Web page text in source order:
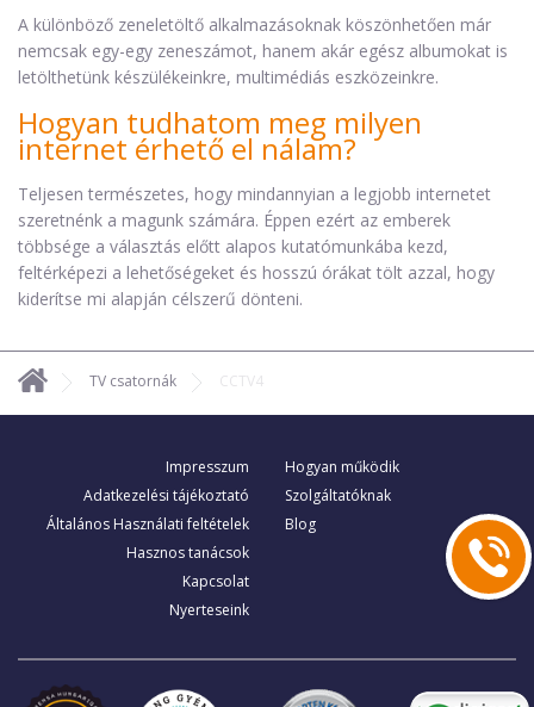
A különböző zeneletöltő alkalmazásoknak köszönhetően már
nemcsak egy-egy zeneszámot, hanem akár egész albumokat is
letölthetünk készülékeinkre, multimédiás eszközeinkre.
Hogyan tudhatom meg milyen
internet érhető el nálam?
Teljesen természetes, hogy mindannyian a legjobb internetet
szeretnénk a magunk számára. Éppen ezért az emberek
többsége a választás előtt alapos kutatómunkába kezd,
feltérképezi a lehetőségeket és hosszú órákat tölt azzal, hogy
kiderítse mi alapján célszerű dönteni.
TV csatornák CCTV4
Impresszum
Adatkezelési tájékoztató
Általános Használati feltételek
Hasznos tanácsok
Kapcsolat
Nyerteseink
Hogyan működik
Szolgáltatóknak
Blog